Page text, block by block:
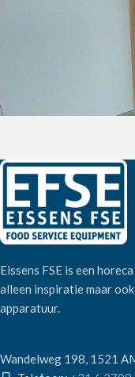
Eissens FSE is een
alleen inspiratie maar
apparatuur.
Wandelweg 198, 1521